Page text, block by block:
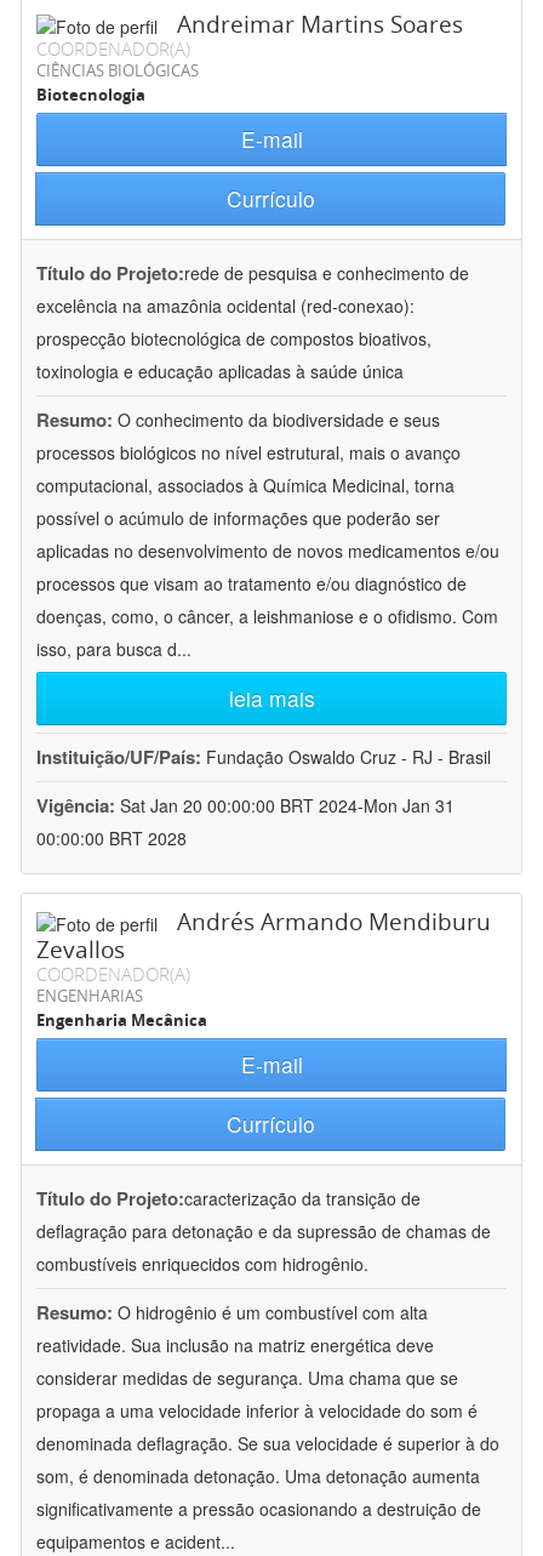
Andreimar Martins Soares
COORDENADOR(A)
CIÊNCIAS BIOLÓGICAS
Biotecnologia
E-mail
Currículo
Título do Projeto:rede de pesquisa e conhecimento de
excelência na amazônia ocidental (red-conexao):
prospecção biotecnológica de compostos bioativos,
toxinologia e educação aplicadas à saúde única
Resumo: O conhecimento da biodiversidade e seus
processos biológicos no nível estrutural, mais o avanço
computacional, associados à Química Medicinal, torna
possível o acúmulo de informações que poderão ser
aplicadas no desenvolvimento de novos medicamentos e/ou
processos que visam ao tratamento e/ou diagnóstico de
doenças, como, o câncer, a leishmaniose e o ofidismo. Com
isso, para busca d...
leia mais
Instituição/UF/País: Fundação Oswaldo Cruz - RJ - Brasil
Vigência: Sat Jan 20 00:00:00 BRT 2024-Mon Jan 31
00:00:00 BRT 2028
Andrés Armando Mendiburu
Zevallos
COORDENADOR(A)
ENGENHARIAS
Engenharia Mecânica
E-mail
Currículo
Título do Projeto:caracterização da transição de
deflagração para detonação e da supressão de chamas de
combustíveis enriquecidos com hidrogênio.
Resumo: O hidrogênio é um combustível com alta
reatividade. Sua inclusão na matriz energética deve
considerar medidas de segurança. Uma chama que se
propaga a uma velocidade inferior à velocidade do som é
denominada deflagração. Se sua velocidade é superior à do
som, é denominada detonação. Uma detonação aumenta
significativamente a pressão ocasionando a destruição de
equipamentos e acident...